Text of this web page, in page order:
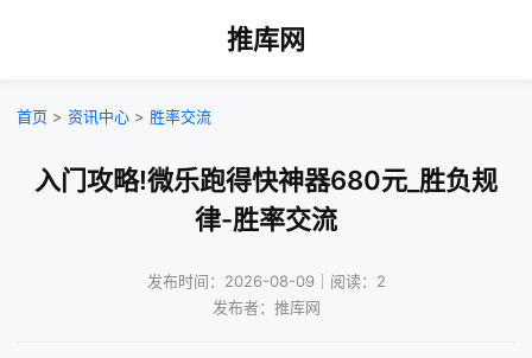
推库网
首页 > 资讯中心 > 胜率交流
入门攻略!微乐跑得快神器680元_胜负规
律-胜率交流
发布时间：2026-08-09｜阅读：2
发布者：推库网